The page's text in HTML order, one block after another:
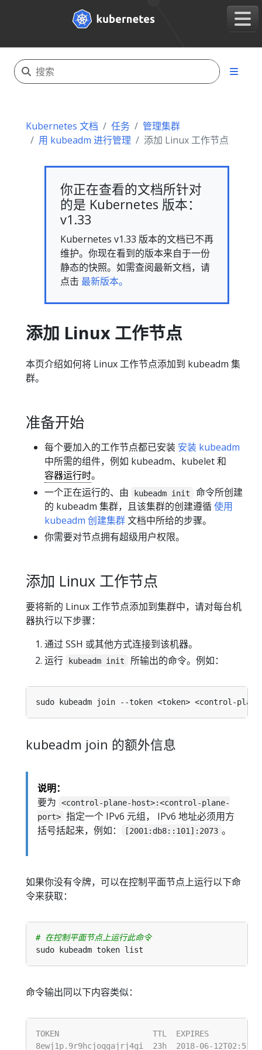
Kubernetes 文档 任务
管理集群
用 kubeadm 进行管理
添加 Linux 工作节点
你正在查看的文档所针对
的是 Kubernetes 版本：
v1.33
Kubernetes v1.33 版本的文档已不再
维护。你现在看到的版本来自于一份
静态的快照。如需查阅最新文档，请
点击 最新版本。
添加 Linux 工作节点
本页介绍如何将 Linux 工作节点添加到 kubeadm 集
群。
准备开始
每个要加入的工作节点都已安装 安装 kubeadm
中所需的组件，例如 kubeadm、kubelet 和
容器运行时。
一个正在运行的、由
kubeadm init
命令所创建
的 kubeadm 集群，且该集群的创建遵循使用
kubeadm 创建集群文档中所给的步骤。
你需要对节点拥有超级用户权限。
添加 Linux 工作节点
要将新的 Linux 工作节点添加到集群中，请对每台机
器执行以下步骤：
通过 SSH 或其他方式连接到该机器。
运行
kubeadm init 所输出的命令。例如：
kubeadm join 的额外信息
说明：
要为
<control-plane-host>:<control-plane-
port> 指定一个 IPv6 元组， IPv6 地址必须用方
括号括起来，例如：
[2001:db8::101]:2073 。
如果你没有令牌，可以在控制平面节点上运行以下命
令来获取：
# 在控制平面节点上运行此命令
命令输出同以下内容类似：